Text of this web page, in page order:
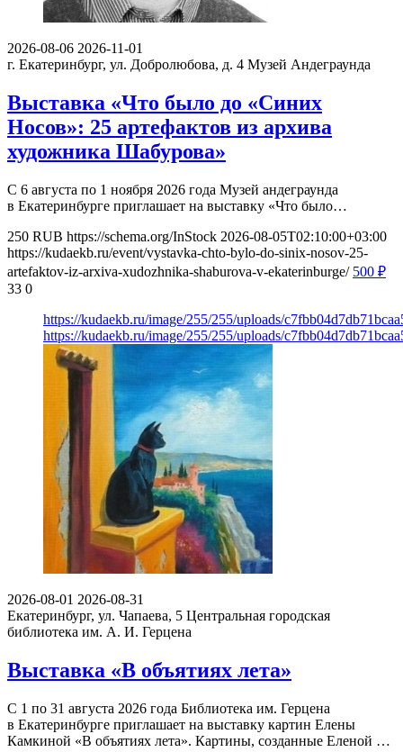
2026-08-06 2026-11-01
г. Екатеринбург, ул. Добролюбова, д. 4 Музей Андеграунда
Выставка «Что было до «Синих
Носов»: 25 артефактов из архива
художника Шабурова»
С 6 августа по 1 ноября 2026 года Музей андеграунда
в Екатеринбурге приглашает на выставку «Что было…
250 RUB https://schema.org/InStock 2026-08-05T02:10:00+03:00
https://kudaekb.ru/event/vystavka-chto-bylo-do-sinix-nosov-25-
artefaktov-iz-arxiva-xudozhnika-shaburova-v-ekaterinburge/ 500 ₽
33 0
https://kudaekb.ru/image/255/255/uploads/
https://kudaekb.ru/image/255/255/uploads/
2026-08-01 2026-08-31
Екатеринбург, ул. Чапаева, 5 Центральная городская
библиотека им. А. И. Герцена
Выставка «В объятиях лета»
С 1 по 31 августа 2026 года Библиотека им. Герцена
в Екатеринбурге приглашает на выставку картин Елены
Камкиной «В объятиях лета». Картины, созданные Еленой …